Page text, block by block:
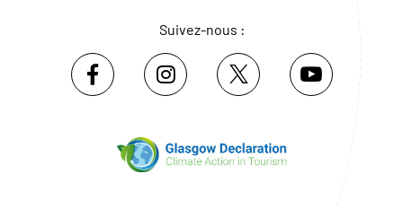
Suivez-nous :